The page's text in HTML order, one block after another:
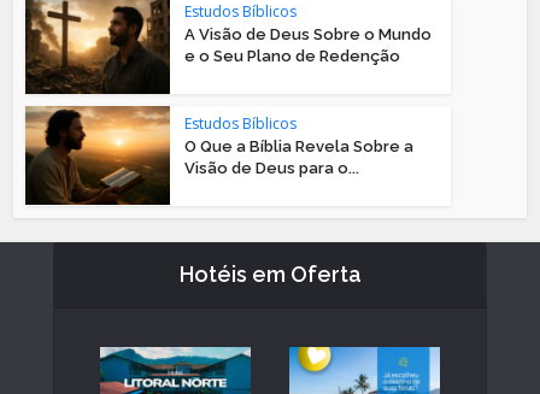
Estudos Bíblicos
A Visão de Deus Sobre o Mundo
e o Seu Plano de Redenção
Estudos Bíblicos
O Que a Bíblia Revela Sobre a
Visão de Deus para o...
Hotéis em Oferta